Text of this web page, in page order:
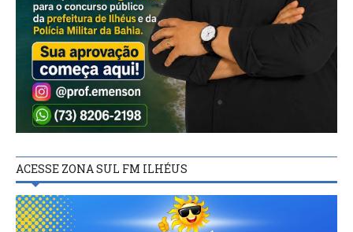
ACESSE ZONA SUL FM ILHÉUS